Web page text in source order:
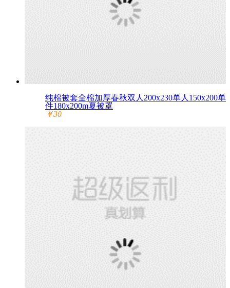
纯棉被套全棉加厚春秋双人200x230单人150x200单
件180x200m夏被罩
￥30